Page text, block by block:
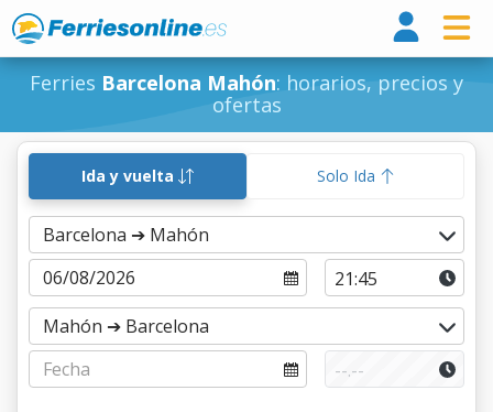
Ferries Barcelona Mahón: horarios, precios y
ofertas
Ida y vuelta Solo Ida